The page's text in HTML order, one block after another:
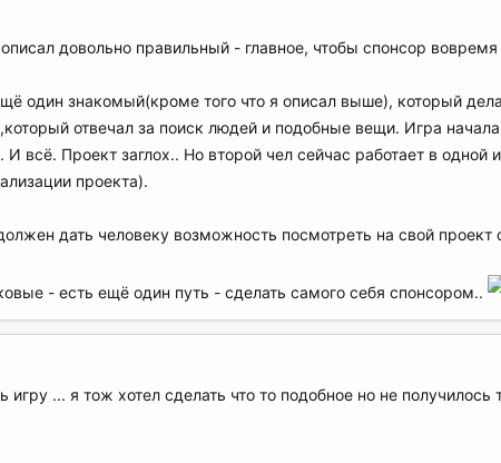
довольно правильный - главное, чтобы спонсор вовремя
один знакомый(кроме того что я описал выше), который
отвечал за поиск людей и подобные вещи. Игра
И всё. Проект заглох.. Но второй чел сейчас работает в
проекта).
дать человеку возможность посмотреть на свой проект
- есть ещё один путь - сделать самого себя спонсором..
игру ... я тож хотел сделать что то подобное но не